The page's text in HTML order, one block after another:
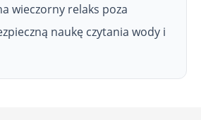
wieczorny relaks poza
naukę czytania wody i